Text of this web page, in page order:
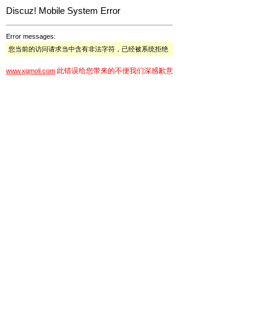
Discuz! Mobile System Error
Error messages:
您当前的访问请求当中含有非法字符，已经被系统拒绝
www.xgmoli.com 此错误给您带来的不便我们深感歉意